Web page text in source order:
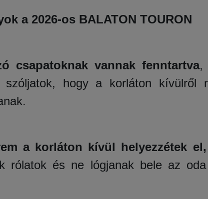
a 2026-os BALATON TOURON
csapatoknak vannak fenntartva,
szóljatok, hogy a korláton kívülről
a korláton kívül helyezzétek el,
rólatok és ne lógjanak bele az